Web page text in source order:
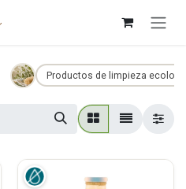
Productos de limpieza